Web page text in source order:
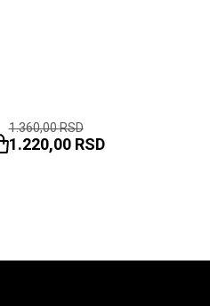
1.360,00RSD
1.220,00 RSD